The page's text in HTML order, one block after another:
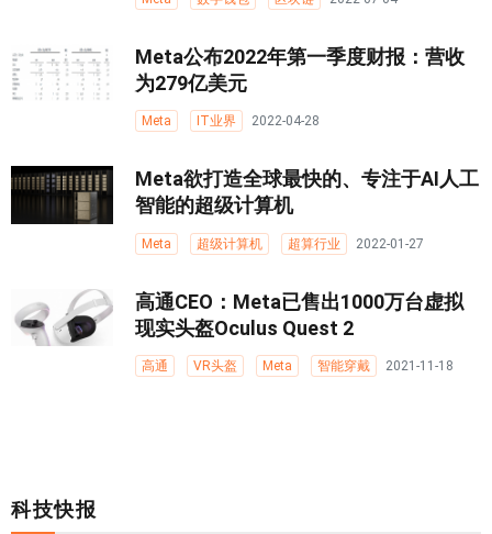
Meta公布2022年第一季度财报：营收
为279亿美元
Meta IT业界 2022-04-28
Meta欲打造全球最快的、专注于AI人工
智能的超级计算机
Meta 超级计算机 超算行业 2022-01-27
高通CEO：Meta已售出1000万台虚拟
现实头盔Oculus Quest 2
高通 VR头盔 Meta 智能穿戴 2021-11-18
科技快报